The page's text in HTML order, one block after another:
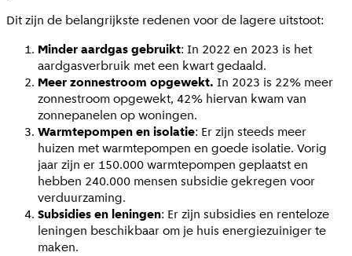
Dit zijn de belangrijkste redenen voor de lagere uitstoot:
Minder aardgas gebruikt: In 2022 en 2023 is het
aardgasverbruik met een kwart gedaald.
Meer zonnestroom opgewekt. In 2023 is 22% meer
zonnestroom opgewekt, 42% hiervan kwam van
zonnepanelen op woningen.
Warmtepompen en isolatie: Er zijn steeds meer
huizen met warmtepompen en goede isolatie. Vorig
jaar zijn er 150.000 warmtepompen geplaatst en
hebben 240.000 mensen subsidie gekregen voor
verduurzaming.
Subsidies en leningen: Er zijn subsidies en renteloze
leningen beschikbaar om je huis energiezuiniger te
maken.